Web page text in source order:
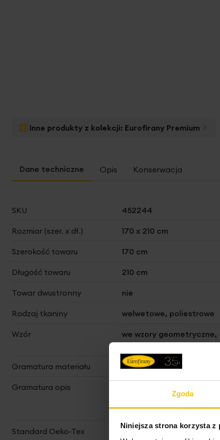
Zgoda
Niniejsza strona korzysta z
Inne produkty z kolekcji: Eurofirany Premium
Opis Konserwacja
Więcej
SKU 452244
Rozmiar (szer. x dł.) 170 x 210 cm
Szerokość towaru 170 cm
Długość towaru 210 cm
Towar dwustronny nie
Rodzaj tkaniny welwetowe, poliestrowe
Wzór
we wzory geometryczne,
Gramatura materiału 210 g/m²
Gramatura opis
wypełnienie 120 g/m2,
spód 70 g/m2
Standard Oeko-Tex tak